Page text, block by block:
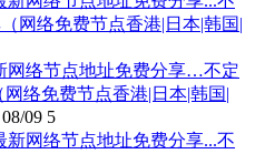
网络节点地址免费分享…不定
络免费节点香港|日本|韩国|
08/09 5